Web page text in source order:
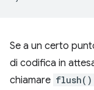
Se a un certo
di codifica in
chiamare flush()